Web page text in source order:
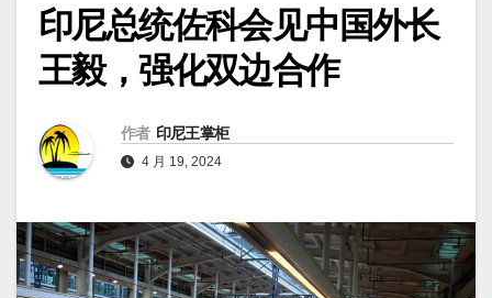
印尼总统佐科会见中国外长
王毅，强化双边合作
作者 印尼王掌柜
4 月 19, 2024